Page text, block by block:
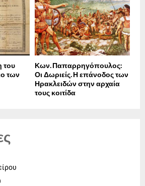
του
των
Κων. Παπαρρηγόπουλος:
Οι Δωριείς. Η επάνοδος των
Ηρακλειδών στην αρχαία
τους κοιτίδα